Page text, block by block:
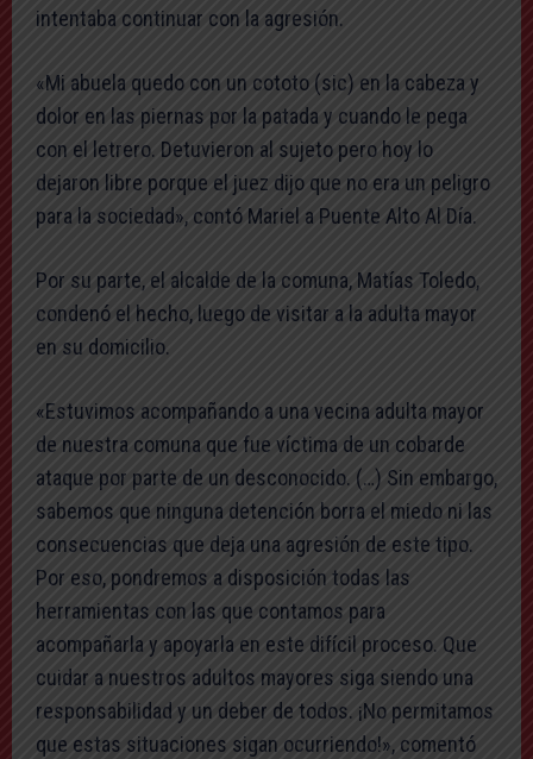
intentaba continuar con la agresión.
«Mi abuela quedo con un cototo (sic) en la cabeza y
dolor en las piernas por la patada y cuando le pega
con el letrero. Detuvieron al sujeto pero hoy lo
dejaron libre porque el juez dijo que no era un peligro
para la sociedad», contó Mariel a Puente Alto Al Día.
Por su parte, el alcalde de la comuna, Matías Toledo,
condenó el hecho, luego de visitar a la adulta mayor
en su domicilio.
«Estuvimos acompañando a una vecina adulta mayor
de nuestra comuna que fue víctima de un cobarde
ataque por parte de un desconocido. (…) Sin embargo,
sabemos que ninguna detención borra el miedo ni las
consecuencias que deja una agresión de este tipo.
Por eso, pondremos a disposición todas las
herramientas con las que contamos para
acompañarla y apoyarla en este difícil proceso. Que
cuidar a nuestros adultos mayores siga siendo una
responsabilidad y un deber de todos. ¡No permitamos
que estas situaciones sigan ocurriendo!», comentó